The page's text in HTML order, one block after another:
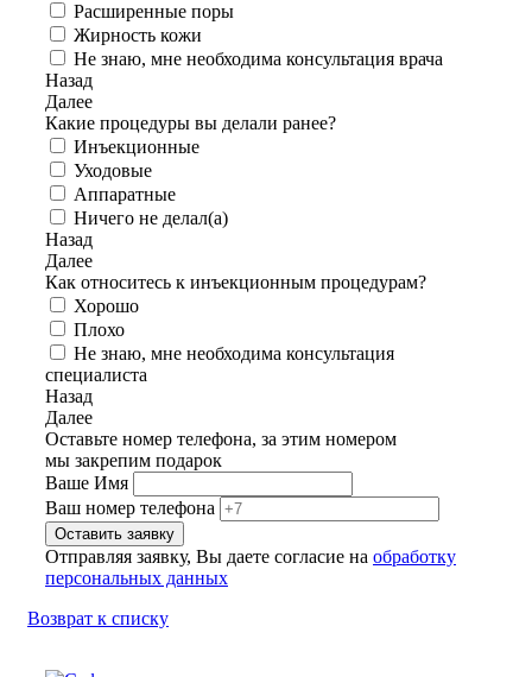
Расширенные поры
Жирность кожи
Не знаю, мне необходима консультация врача
Назад
Далее
Какие процедуры вы делали ранее?
Инъекционные
Уходовые
Аппаратные
Ничего не делал(а)
Назад
Далее
Как относитесь к инъекционным процедурам?
Хорошо
Плохо
Не знаю, мне необходима консультация
специалиста
Назад
Далее
Оставьте номер телефона, за этим номером
мы закрепим подарок
Ваше Имя
Ваш номер телефона
Отправляя заявку, Вы даете согласие на обработку
персональных данных
Возврат к списку